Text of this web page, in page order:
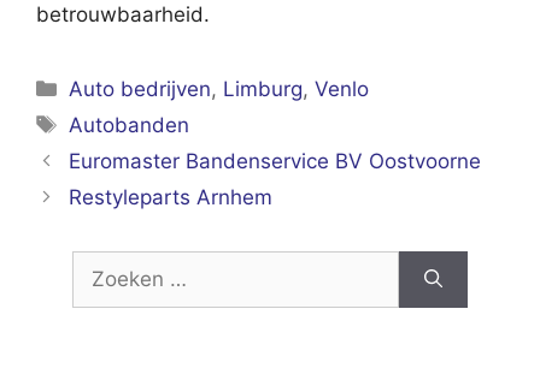
betrouwbaarheid.
Categorieën
Auto bedrijven, Limburg,Venlo
Tags
Autobanden
Euromaster Bandenservice BV Oostvoorne
Restyleparts Arnhem
naar: